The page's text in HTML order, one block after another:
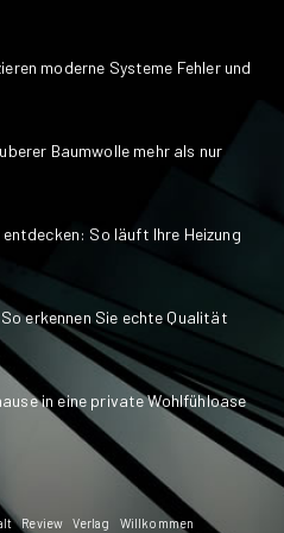
moderne Systeme Fehler und
Baumwolle mehr als nur
So läuft Ihre Heizung
erkennen Sie echte Qualität
in eine private Wohlfühloase
Review Verlag Willkommen